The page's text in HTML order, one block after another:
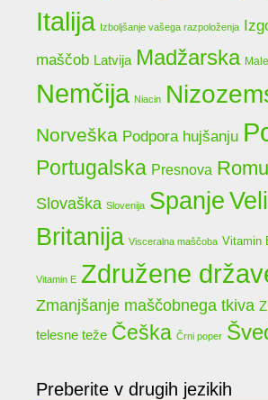
Italija Izboljšanje vašega razpoloženja
maščob Latvija Madžarska
Nemčija Niacin
Norveška Podpora hujšanju
Portugalska Presnova
Slovaška Slovenija Spanje
Britanija Visceralna maščoba Vitamin
Vitamin E Združene
Zmanjšanje maščobnega tkiva
telesne teže Češka Črni poper
Preberite v drugih jezikih